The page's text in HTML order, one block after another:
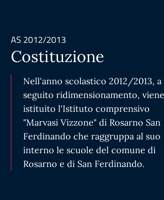
AS 2012/2013
Costituzione
Nell'anno scolastico 2012/2013, a
seguito ridimensionamento, viene
istituito l'Istituto comprensivo
"Marvasi Vizzone" di Rosarno San
Ferdinando che raggruppa al suo
interno le scuole del comune di
Rosarno e di San Ferdinando.